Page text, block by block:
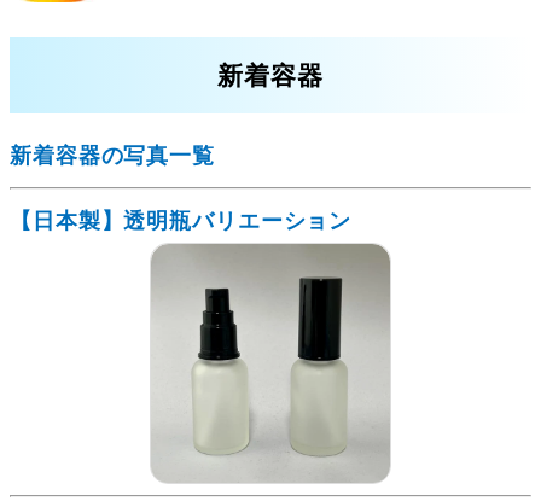
新着容器
新着容器の写真一覧
【日本製】透明瓶バリエーション